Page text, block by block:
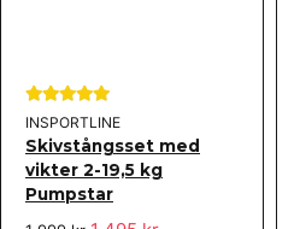
INSPORTLINE
Skivstångsset med
vikter 2-19,5 kg
Pumpstar